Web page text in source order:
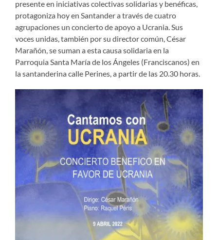
presente en iniciativas colectivas solidarias y benéficas,
protagoniza hoy en Santander a través de cuatro
agrupaciones un concierto de apoyo a Ucrania. Sus
voces unidas, también por su director común, César
Marañón, se suman a esta causa solidaria en la
Parroquia Santa María de los Ángeles (Franciscanos) en
la santanderina calle Perines, a partir de las 20.30 horas.